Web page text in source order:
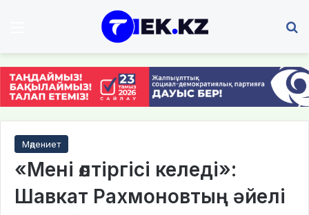
Мәдениет
«Мені өлтіргісі келеді»:
Шавкат Рахмоновтың әйелі